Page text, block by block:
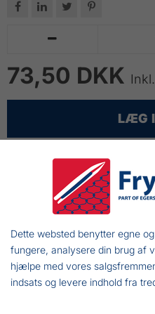
   

73,50 DKK
LÆG
Anvendes til
Rødt plastskaft
Klinge i rustfrit stål
Længde: 170 mm -
Dette websted benytter egne
fungere, analysere din brug af
hjælpe med vores
indsats og levere indhold fra